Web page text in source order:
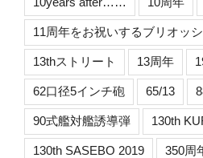
11周年をお祝いするブリオッ
13thストリート 13周年
62口径5インチ砲 65/13
90式艦対艦誘導弾 130th
130th SASEBO 2019 350周